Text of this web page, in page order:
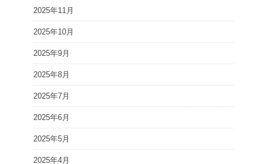
2025年11月
2025年10月
2025年9月
2025年8月
2025年7月
2025年6月
2025年5月
2025年4月